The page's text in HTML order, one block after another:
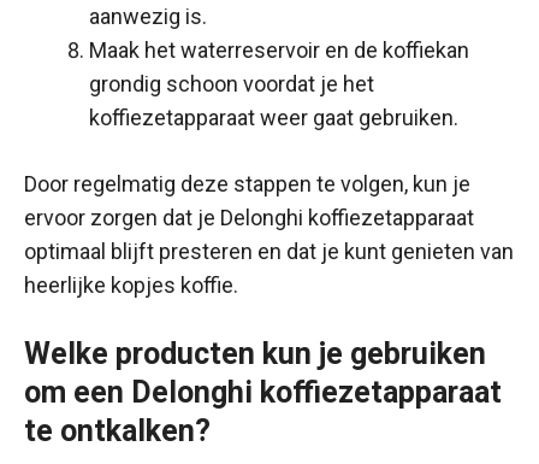
aanwezig is.
Maak het waterreservoir en de koffiekan
grondig schoon voordat je het
koffiezetapparaat weer gaat gebruiken.
Door regelmatig deze stappen te volgen, kun je
ervoor zorgen dat je Delonghi koffiezetapparaat
optimaal blijft presteren en dat je kunt genieten van
heerlijke kopjes koffie.
Welke producten kun je gebruiken
om een Delonghi koffiezetapparaat
te ontkalken?